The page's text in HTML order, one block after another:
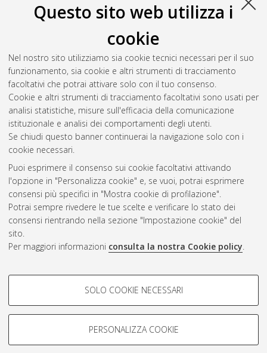
Questo sito web utilizza i
cookie
Nel nostro sito utilizziamo sia cookie tecnici necessari per il suo
funzionamento, sia cookie e altri strumenti di tracciamento
facoltativi che potrai attivare solo con il tuo consenso.
Cookie e altri strumenti di tracciamento facoltativi sono usati per
analisi statistiche, misure sull'efficacia della comunicazione
istituzionale e analisi dei comportamenti degli utenti.
Se chiudi questo banner continuerai la navigazione solo con i
cookie necessari.
Puoi esprimere il consenso sui cookie facoltativi attivando
l'opzione in "Personalizza cookie" e, se vuoi, potrai esprimere
consensi più specifici in "Mostra cookie di profilazione".
Potrai sempre rivedere le tue scelte e verificare lo stato dei
consensi rientrando nella sezione "Impostazione cookie" del
sito.
Per maggiori informazioni consulta la nostra Cookie policy.
COOKIE DI PROFILAZIONE -
Si tratta di cookie utilizzati per analizzare le caratteristiche della
navigazione degli utenti, creare profili in base al loro comportamento
SOLO COOKIE NECESSARI
PERSONALIZZA COOKIE
Gestione del documento:
Atom
Rss 1.0
Rss 2.0
AMS Laurea
Impostazioni Cookie
Informativa sulla privacy
Condizioni d’uso del sito